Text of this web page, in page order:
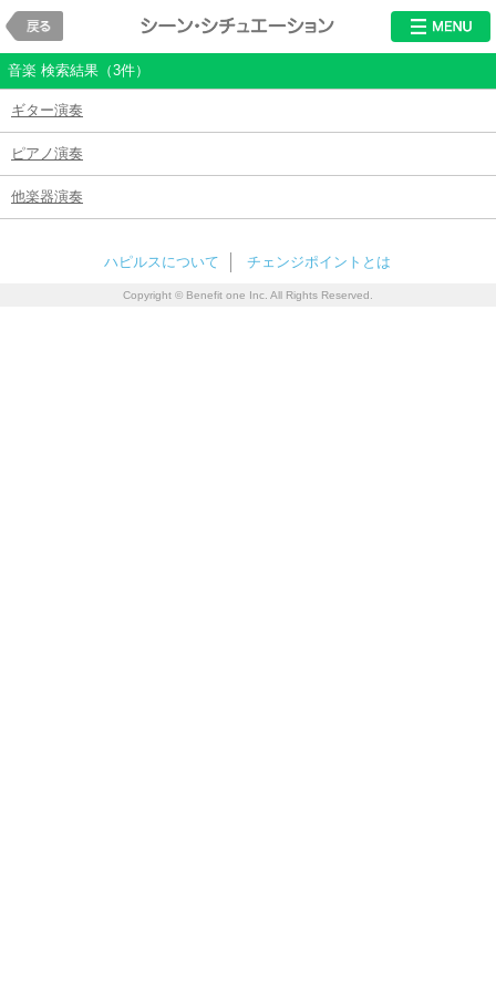
シチュエーショ
音楽 検索結果（3件）
ギター演奏
ピアノ演奏
他楽器演奏
ハピルスについて チェンジポイントとは
Copyright © Benefit one Inc. All Rights Reserved.